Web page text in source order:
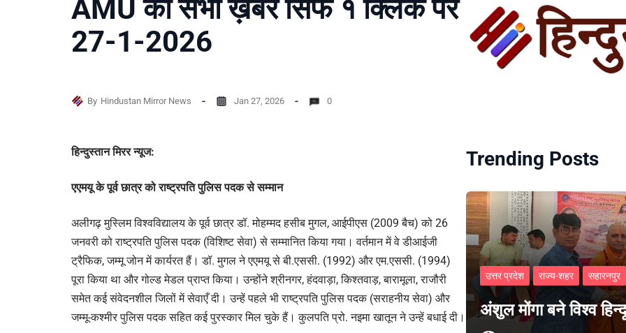
AMU की सभी ख़बरें सिर्फ १ क्लिक पर
27-1-2026
By Hindustan Mirror News Jan 27, 2026 0
हिन्दुस्तान मिरर न्यूज:
एएमयू के पूर्व छात्र को राष्ट्रपति पुलिस पदक से सम्मान
अलीगढ़ मुस्लिम विश्वविद्यालय के पूर्व छात्र डॉ. मोहम्मद हसीब मुगल, आईपीएस (2009 बैच) को 26
जनवरी को राष्ट्रपति पुलिस पदक (विशिष्ट सेवा) से सम्मानित किया गया। वर्तमान में वे डीआईजी
ट्रैफिक, जम्मू जोन में कार्यरत हैं। डॉ. मुगल ने एएमयू से बी.एससी. (1992) और एम.एससी. (1994)
पूरा किया था और गोल्ड मेडल प्राप्त किया। उन्होंने श्रीनगर, हंदवाड़ा, किश्तवाड़, बारामूला, राजौरी
समेत कई संवेदनशील जिलों में सेवाएँ दी। उन्हें पहले भी राष्ट्रपति पुलिस पदक (सराहनीय सेवा) और
जम्मू-कश्मीर पुलिस पदक सहित कई पुरस्कार मिल चुके हैं। कुलपति प्रो. नइमा खातून ने उन्हें बधाई दी।
Trending Posts
उत्तर प्रदेश राज्य-शहर सहारनपुर
अंशुल मोंगा बने विश्व